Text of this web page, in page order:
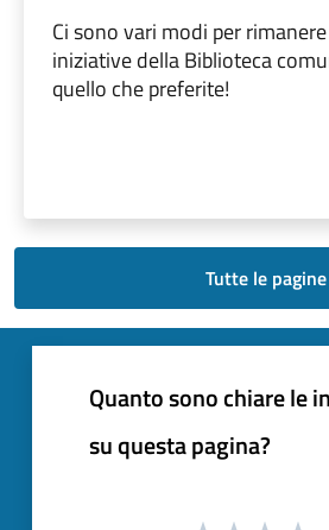
Ci sono vari modi per
iniziative della Biblioteca
quello che preferite!
Tutte le pagine
Quanto sono chiare le
su questa pagina?